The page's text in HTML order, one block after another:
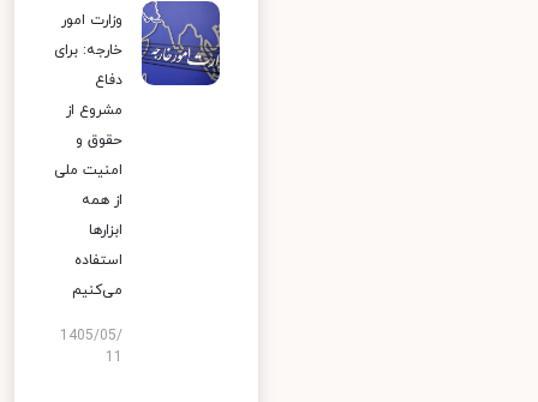
وزارت امور
خارجه: برای
دفاع
مشروع از
حقوق و
امنیت ملی
از همه
ابزارها
استفاده
می‌کنیم
1405/05/